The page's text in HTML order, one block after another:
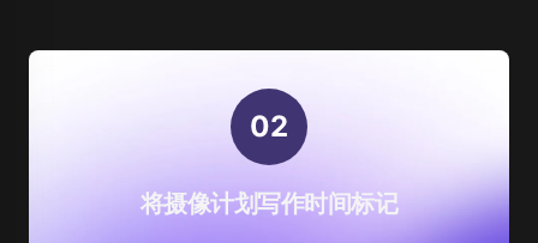
02
将摄像计划写作时间标记